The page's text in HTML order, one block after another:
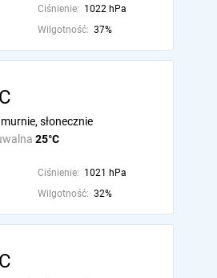
Ciśnienie: 1022 hPa
Wilgotność: 37%
25°C
słonecznie
Ciśnienie: 1021 hPa
Wilgotność: 32%